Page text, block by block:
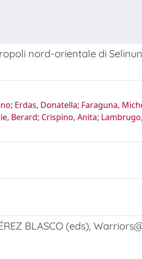
nord-orientale di
Erdas, Donatella; Faraguna,
Berard; Crispino, Anita;
BLASCO (eds),